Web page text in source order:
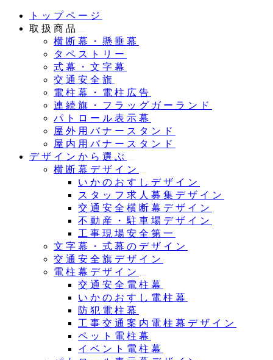
トップページ
取扱商品
横断幕・懸垂幕
タペストリー
式幕・文字幕
交通安全旗
電柱幕・電柱広告
連続旗・フラッグガーランド
パトロール表示幕
屋外用バナースタンド
屋内用バナースタンド
デザインから選ぶ
横断幕デザイン
いかのおすしデザイン
スタッフ求人募集デザイン
交通安全横断幕デザイン
不動産・駐車場デザイン
工事現場安全第一
文字幕・式幕のデザイン
交通安全旗デザイン
電柱幕デザイン
交通安全電柱幕
いかのおすし電柱幕
防犯電柱幕
工事交通案内電柱幕デザイン
ペット電柱幕
イベント電柱幕